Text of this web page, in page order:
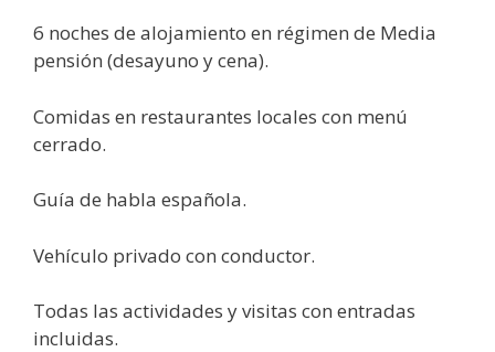
6 noches de alojamiento en régimen de Media
pensión (desayuno y cena).
Comidas en restaurantes locales con menú
cerrado.
Guía de habla española.
Vehículo privado con conductor.
Todas las actividades y visitas con entradas
incluidas.